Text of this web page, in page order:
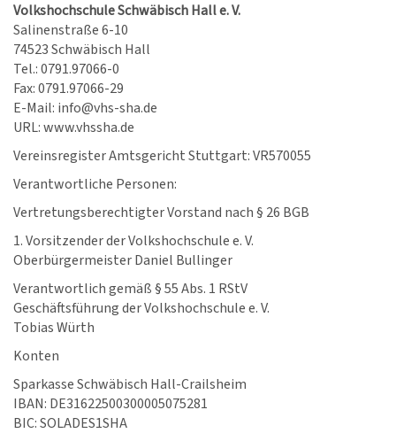
Volkshochschule Schwäbisch Hall e. V.
Salinenstraße 6-10
74523 Schwäbisch Hall
Tel.: 0791.97066-0
Fax: 0791.97066-29
E-Mail: info@vhs-sha.de
URL: www.vhssha.de
Vereinsregister Amtsgericht Stuttgart: VR570055
Verantwortliche Personen:
Vertretungsberechtigter Vorstand nach § 26 BGB
1. Vorsitzender der Volkshochschule e. V.
Oberbürgermeister Daniel Bullinger
Verantwortlich gemäß § 55 Abs. 1 RStV
Geschäftsführung der Volkshochschule e. V.
Tobias Würth
Konten
Sparkasse Schwäbisch Hall-Crailsheim
IBAN: DE31622500300005075281
BIC: SOLADES1SHA